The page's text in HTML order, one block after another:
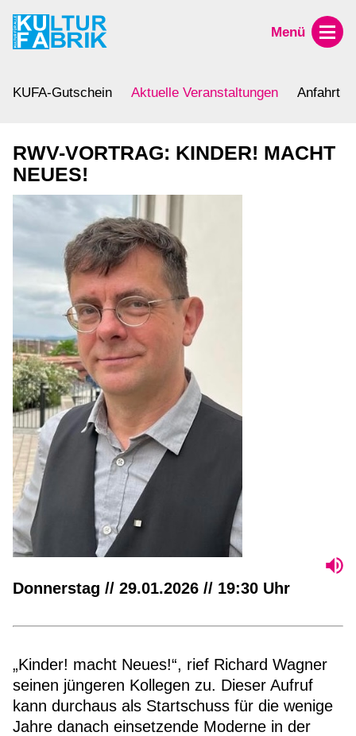
Menü
KUFA-Gutschein Aktuelle Veranstaltungen Anfahrt
RWV-VORTRAG: KINDER! MACHT
NEUES!
Donnerstag // 29.01.2026 // 19:30 Uhr
„Kinder! macht Neues!“, rief Richard Wagner
seinen jüngeren Kollegen zu. Dieser Aufruf
kann durchaus als Startschuss für die wenige
Jahre danach einsetzende Moderne in der